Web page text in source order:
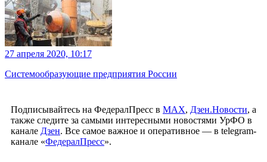
27 апреля 2020, 10:17
Системообразующие предприятия России
Подписывайтесь на ФедералПресс в МАХ, Дзен.Новости, а
также следите за самыми интересными новостями УрФО в
канале Дзен. Все самое важное и оперативное — в telegram-
канале «ФедералПресс».